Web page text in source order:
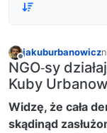
Niedostępny
jakuburbanowicz
NGO‑sy
Kuby
Widzę, że cała
skądinąd